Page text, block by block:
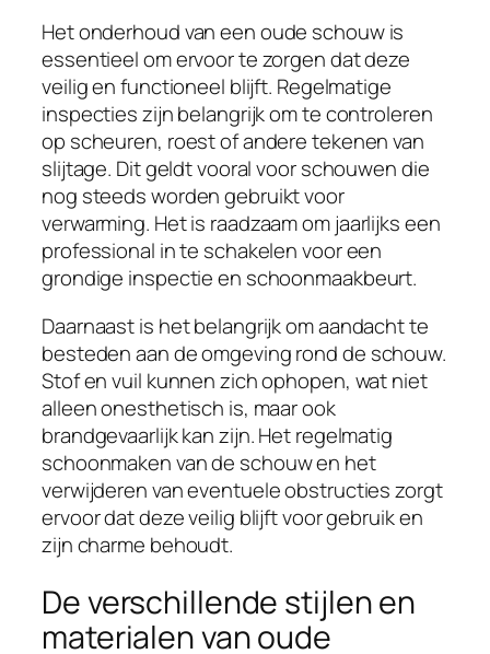
Het onderhoud van een oude schouw is
essentieel om ervoor te zorgen dat deze
veilig en functioneel blijft. Regelmatige
inspecties zijn belangrijk om te controleren
op scheuren, roest of andere tekenen van
slijtage. Dit geldt vooral voor schouwen die
nog steeds worden gebruikt voor
verwarming. Het is raadzaam om jaarlijks een
professional in te schakelen voor een
grondige inspectie en schoonmaakbeurt.
Daarnaast is het belangrijk om aandacht te
besteden aan de omgeving rond de schouw.
Stof en vuil kunnen zich ophopen, wat niet
alleen onesthetisch is, maar ook
brandgevaarlijk kan zijn. Het regelmatig
schoonmaken van de schouw en het
verwijderen van eventuele obstructies zorgt
ervoor dat deze veilig blijft voor gebruik en
zijn charme behoudt.
De verschillende stijlen en
materialen van oude